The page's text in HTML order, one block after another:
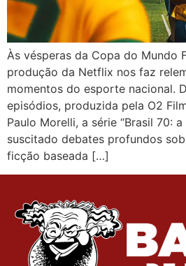
Às vésperas da Copa do Mundo
produção da Netflix nos faz
momentos do esporte nacional.
episódios, produzida pela O2
Paulo Morelli, a série “Brasil 70:
suscitado debates profundos
ficção baseada […]